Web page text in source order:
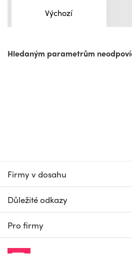
Výchozí
Hledaným parametrům
Firmy v dosahu
Důležité odkazy
Pro firmy